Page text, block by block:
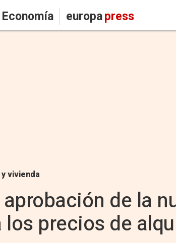
Economía europapress
vivienda
de la
precios de